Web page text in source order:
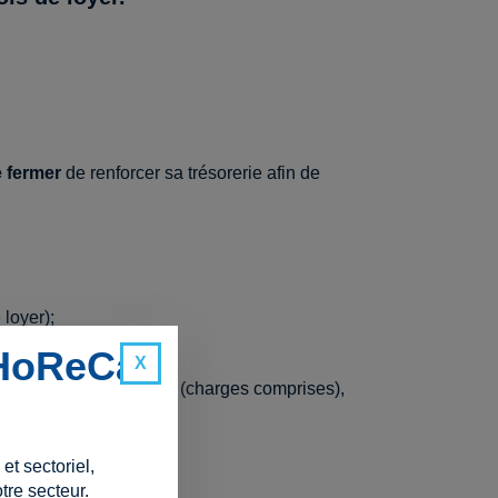
fermerde renforcer sa trésorerie afin de
loyer);
ou 4 mois de loyer
(charges comprises),
sectoriel,
secteur.